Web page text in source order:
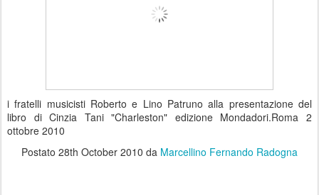
i fratelli musicisti Roberto e Lino Patruno alla presentazione del
libro di Cinzia Tani "Charleston" edizione Mondadori.Roma 2
ottobre 2010
Postato 28th October 2010 da Marcellino Fernando Radogna